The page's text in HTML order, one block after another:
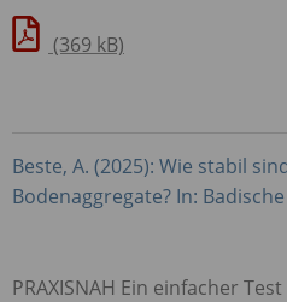
(369 kB)
Beste, A. (2025): Wie stabil
Bodenaggregate? In:
PRAXISNAH Ein einfacher